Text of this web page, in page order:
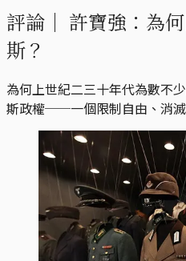
評論｜ 許寶強：為
斯？
為何上世紀二三十年代為數不
斯政權──一個限制自由、消滅